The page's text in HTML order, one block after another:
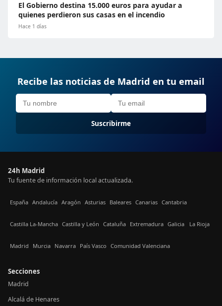
El Gobierno destina 15.000 euros para ayudar a
quienes perdieron sus casas en el incendio
Hace 1 días
Recibe las noticias de Madrid en tu email
Suscribirme
24h Madrid
Tu fuente de información local actualizada.
España Andalucía Aragón Asturias Baleares Canarias Cantabria
Castilla La-Mancha Castilla y León Cataluña Extremadura Galicia La Rioja
Madrid Murcia Navarra País Vasco Comunidad Valenciana
Secciones
Madrid
Alcalá de Henares